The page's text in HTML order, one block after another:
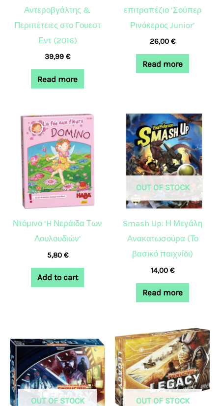
Αντεροβγάλτης &
Περιπέτειες στο Γουεστ
Εντ (2016)
39,99 €
Read more
επιτραπέζιο ‘Σούπερ
Ρινόκερος Junior’
26,00 €
Read more
Ντόμινο ‘H Νεράιδα Των
Λουλουδιών’
5,80 €
Add to cart
OUT OF STOCK
Smash Up: Η Μεγάλη
Ανακατωσούρα (Το
βασικό παιχνίδι)
14,00 €
Read more
OUT OF STOCK OUT OF STOCK